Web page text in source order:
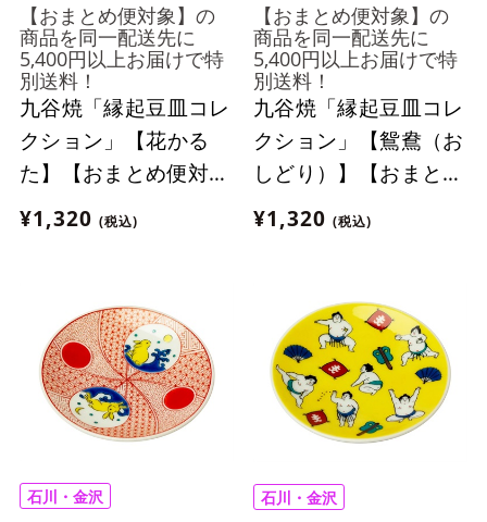
【おまとめ便対象】の
商品を同一配送先に
5,400円以上お届けで特
別送料！
九谷焼「縁起豆皿コレ
クション」【花かる
た】【おまとめ便対
象】
¥1,320 (税込)
【おまとめ便対象】の
商品を同一配送先に
5,400円以上お届けで特
別送料！
九谷焼「縁起豆皿コレ
クション」【鴛鴦（お
しどり）】【おまとめ
便対象】
¥1,320 (税込)
石川・金沢 石川・金沢